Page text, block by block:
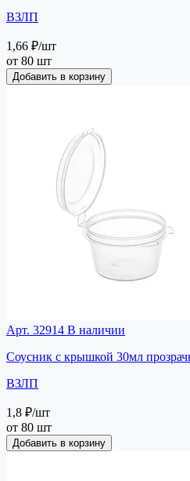
ВЗЛП
1,66 ₽/шт
от 80 шт
Добавить в корзину
Арт. 32914 В наличии
Соусник с крышкой 30мл
ВЗЛП
1,8 ₽/шт
от 80 шт
Добавить в корзину